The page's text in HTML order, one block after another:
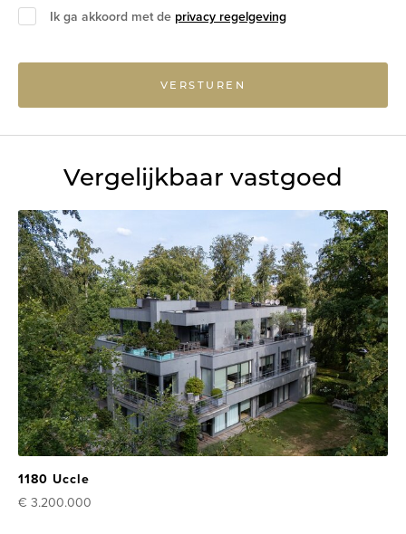
Ik ga akkoord met de privacy regelgeving
VERSTUREN
Vergelijkbaar vastgoed
1180 Uccle
€ 3.200.000